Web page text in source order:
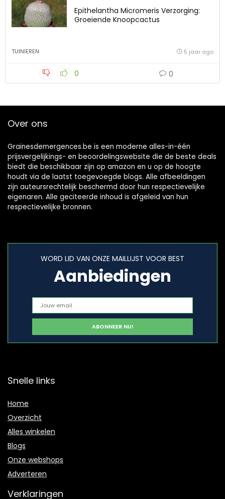
Epithelantha Micromeris Verzorging:
Groeiende Knoopcactus
TUINIEREN 5 jaar ago
0 0
Over ons
Grainesdemergences.be is een moderne alles-in-één
prijsvergelijkings- en beoordelingswebsite die de beste deals
biedt die beschikbaar zijn op amazon en u op de hoogte
houdt via de laatst toegevoegde blogs. Alle afbeeldingen
zijn auteursrechtelijk beschermd door hun respectievelijke
eigenaren. Alle geciteerde inhoud is afgeleid van hun
respectievelijke bronnen.
WORD LID VAN ONZE MAILLIJST VOOR BEST
Aanbiedingen
Snelle links
Home
Overzicht
Alles winkelen
Blogs
Onze webshops
Adverteren
Verklaringen